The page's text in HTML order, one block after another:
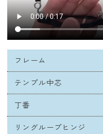
フレーム
テンプル中芯
丁番
リングループヒンジ